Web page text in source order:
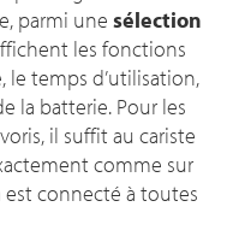
parmi une sélection
les fonctions
le temps d’utilisation,
la batterie. Pour les
il suffit au cariste
comme sur
est connecté à toutes